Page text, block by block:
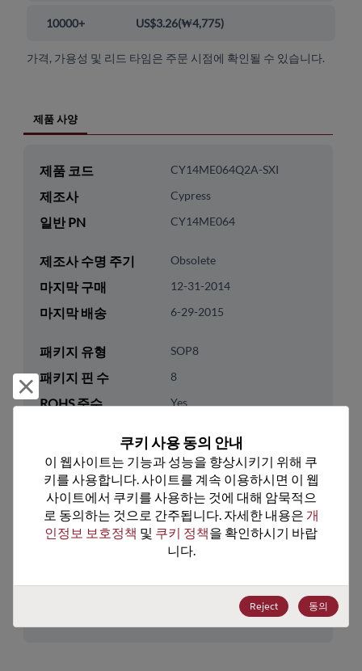
10000+ US$3.26(₩4,775)
가격, 가용성 및 리드 타임은 주문 시점에 확인될 수 있습니다.
제품 사양
제품 코드 CY14ME064Q2A-SXI
제조사 Cypress
일반 PN CY14ME064
제조사 수명 주기 Obsolete
마지막 구매 12-31-2014
마지막 배송 6-29-2015
패키지 유형 SOP8
패키지 핀 수 8
ROHS 준수 Yes
패키지 수량 0
기술 카테고리 Memory & Storage
기술 하위 카테고리 DRAM & SRAM
Non-Volatile SRAMs
미국 HTS 코드 8542.32.0041
거부 및 닫기
쿠키 사용 동의 안내
이 웹사이트는 기능과 성능을 향상시키기 위해 쿠
키를 사용합니다. 사이트를 계속 이용하시면 이 웹
사이트에서 쿠키를 사용하는 것에 대해 암묵적으
로 동의하는 것으로 간주됩니다. 자세한 내용은 개
인정보 보호정책 및 쿠키 정책을 확인하시기 바랍
니다.
Reject 동의